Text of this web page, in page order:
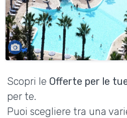
Scopri le Offerte per le
per te.
Puoi scegliere tra una